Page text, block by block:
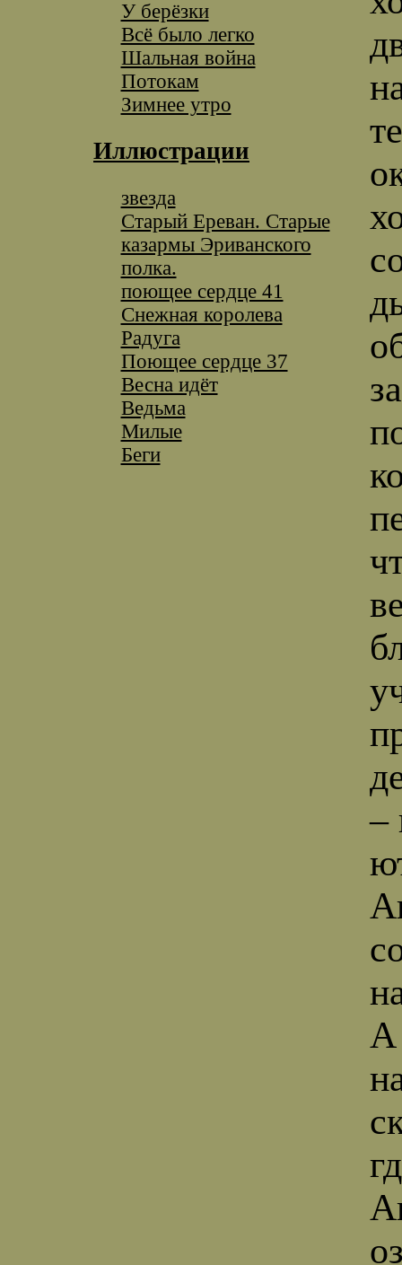
У берёзки
Всё было легко
Шальная война
Потокам
Зимнее утро
Иллюстрации
звезда
Старый Ереван. Старые
казармы Эриванского
полка.
поющее сердце 41
Снежная королева
Радуга
Поющее сердце 37
Весна идёт
Ведьма
Милые
Беги
–
А